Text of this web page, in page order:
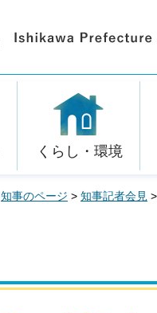
くらし・環境
知事のページ > 知事記者会見